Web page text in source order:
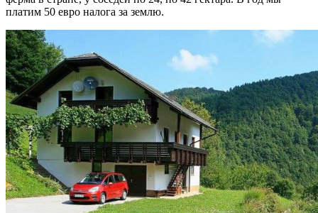
платим 50 евро налога за землю.